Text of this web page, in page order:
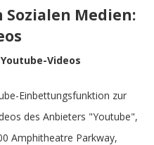
Sozialen Medien:
Videos
Einbettungsfunktion zur
des Anbieters "Youtube",
Amphitheatre Parkway,